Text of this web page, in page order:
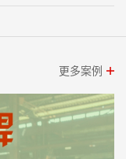
更多案例